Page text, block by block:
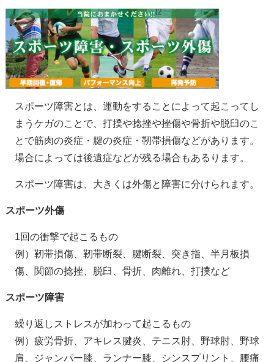
スポーツ障害とは、運動をすることによって起こってし
まうケガのことで、打撲や捻挫や挫傷や骨折や脱臼のこ
とで筋肉の炎症・腱の炎症・靭帯損傷などがあります。
場合によっては後遺症などが残る場合もあるります。
スポーツ障害は、大きくは外傷と障害に分けられます。
スポーツ外傷
1回の衝撃で起こるもの
例）靭帯損傷、靭帯断裂、腱断裂、突き指、半月板損
傷、関節の捻挫、脱臼、骨折、肉離れ、打撲など
スポーツ障害
繰り返しストレスが加わって起こるもの
例）疲労骨折、アキレス腱炎、テニス肘、野球肘、野球
肩、ジャンパー膝、ランナー膝、シンスプリント、腰痛